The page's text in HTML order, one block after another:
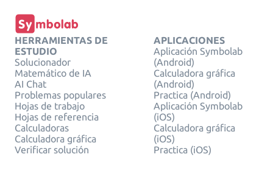
HERRAMIENTAS DE
ESTUDIO
Solucionador
Matemático de IA
AI Chat
Problemas populares
Hojas de trabajo
Hojas de referencia
Calculadoras
Calculadora gráfica
Verificar solución
APLICACIONES
Aplicación Symbolab
(Android)
Calculadora gráfica
(Android)
Practica (Android)
Aplicación Symbolab
(iOS)
Calculadora gráfica
(iOS)
Practica (iOS)